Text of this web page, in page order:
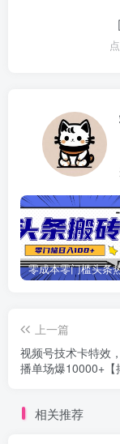
上一篇
视频号技术卡特效
播单场爆10000+【
相关推荐